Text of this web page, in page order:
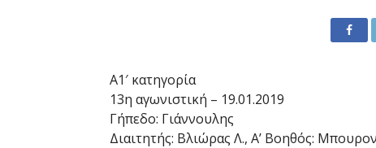
Α1′ κατηγορία
13η αγωνιστική – 19.01.2019
Γήπεδο: Γιάννουλης
Διαιτητής: Βλιώρας Λ., Α’ Βοηθός: